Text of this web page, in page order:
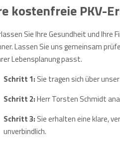
kostenfreie PKV-
Sie Ihre Gesundheit und
Lassen Sie uns gemeinsam
Lebensplanung passt.
Schritt 1: Sie tragen sich über
Schritt 2:Herr Torsten Schmidt
Schritt 3: Sie erhalten eine klare,
unverbindlich.